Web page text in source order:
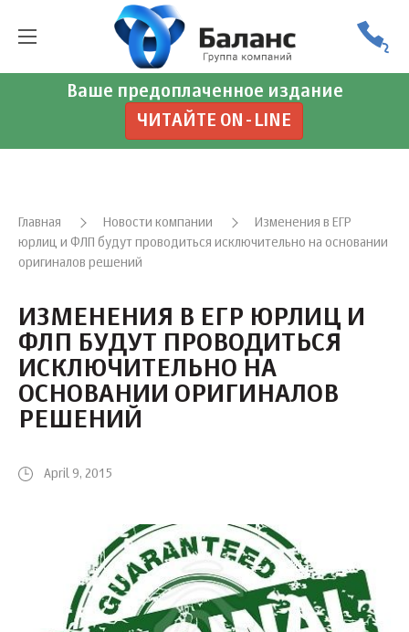
Ваше предоплаченное издание
ЧИТАЙТЕ ON-LINE
Главная Новости компании
Изменения в ЕГР
юрлиц и ФЛП будут проводиться исключительно на основании
оригиналов решений
ИЗМЕНЕНИЯ В ЕГР ЮРЛИЦ И
ФЛП БУДУТ ПРОВОДИТЬСЯ
ИСКЛЮЧИТЕЛЬНО НА
ОСНОВАНИИ ОРИГИНАЛОВ
РЕШЕНИЙ
April 9, 2015